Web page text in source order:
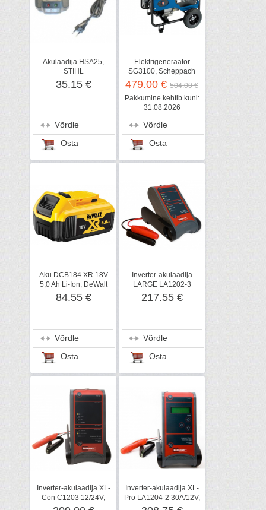
Akulaadija HSA25,
STIHL
35.15 €
Võrdle
Osta
Elektrigeneraator
SG3100, Scheppach
479.00 € 504.00 €
Pakkumine kehtib kuni:
31.08.2026
Võrdle
Osta
Aku DCB184 XR 18V
5,0 Ah Li-Ion, DeWalt
84.55 €
Võrdle
Osta
Inverter-akulaadija
LARGE LA1202-3
15A/12 V, Keepower
217.55 €
Võrdle
Osta
Inverter-akulaadija XL-
Con C1203 12/24V,
Keepower
Inverter-akulaadija XL-
Pro LA1204-2 30A/12V,
Keepower